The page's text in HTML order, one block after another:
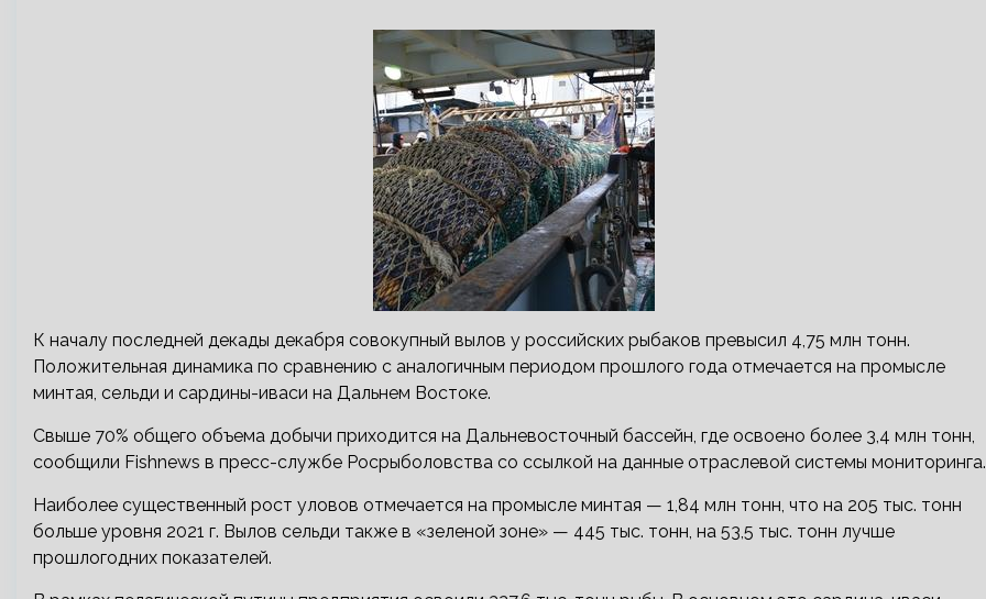
К началу последней декады декабря совокупный вылов у российских рыбаков превысил 4,75 млн тонн.
Положительная динамика по сравнению с аналогичным периодом прошлого года отмечается на промысле
минтая, сельди и сардины-иваси на Дальнем Востоке.
Свыше 70% общего объема добычи приходится на Дальневосточный бассейн, где освоено более 3,4 млн тонн,
сообщили Fishnews в пресс-службе Росрыболовства со ссылкой на данные отраслевой системы мониторинга.
Наиболее существенный рост уловов отмечается на промысле минтая — 1,84 млн тонн, что на 205 тыс. тонн
больше уровня 2021 г. Вылов сельди также в «зеленой зоне» — 445 тыс. тонн, на 53,5 тыс. тонн лучше
прошлогодних показателей.